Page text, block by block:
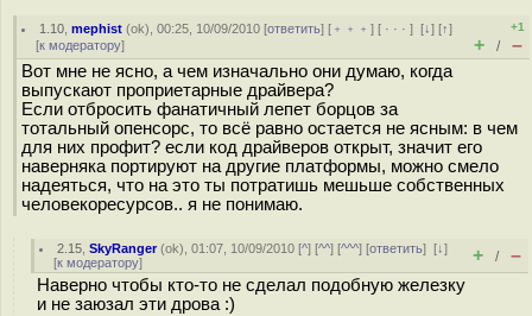
1.10 ,mephist (ok), 00:25, 10/09/2010 [ответить] [ ﹢﹢﹢] [ · · ·][↓] [↑]
[к модератору]
+1
+ / –
Вот мне не ясно, а чем изначально они думаю, когда
выпускают проприетарные драйвера?
Если отбросить фанатичный лепет борцов за
тотальный опенсорс, то всё равно остается не ясным: в чем
для них профит? если код драйверов открыт, значит его
наверняка портируют на другие платформы, можно смело
надеяться, что на это ты потратишь мешьше собственных
человекоресурсов.. я не понимаю.
2.15 ,SkyRanger(ok), 01:07, 10/09/2010 [^] [^^] [^^^] [ответить][↓]
[к модератору] + / –
Наверно чтобы кто-то не сделал подобную железку
и не заюзал эти дрова :)